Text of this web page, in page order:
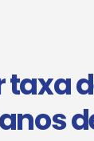
taxa